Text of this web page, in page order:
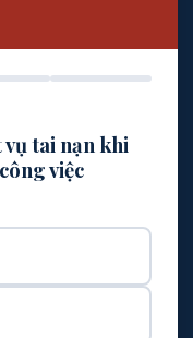
tai nạn khi
việc